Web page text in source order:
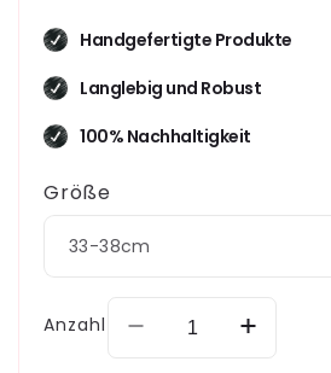
Handgefertigte Produkte
Langlebig und Robust
100% Nachhaltigkeit
Größe
Anzahl
Verringere
Erhöhe